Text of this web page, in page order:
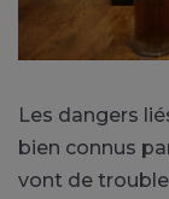
Les dangers
bien connus
vont de